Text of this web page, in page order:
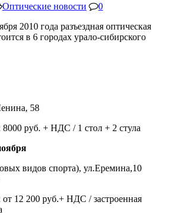
Оптические новости
0
2010 года разъездная оптическая
в 6 городах урало-сибирского
58
8000 руб. + НДС / 1 стол + 2 стула
видов спорта), ул.Еремина,10
от 12 200 руб.+ НДС / застроенная